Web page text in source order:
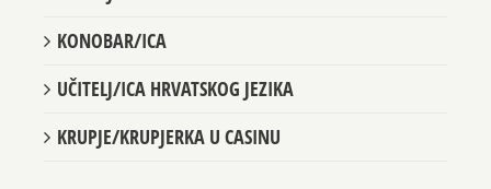
KONOBAR/ICA
UČITELJ/ICA HRVATSKOG JEZIKA
KRUPJE/KRUPJERKA U CASINU